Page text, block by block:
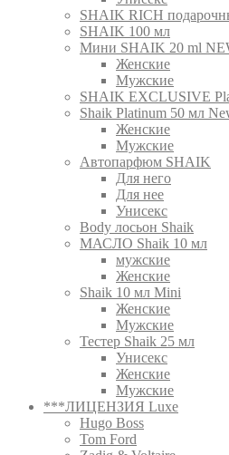
SHAIK RICH
SHAIK 100 мл
Мини SHAIK 20 ml
Женские
Мужские
SHAIK EXCLUSIVE
Shaik Platinum 50 мл
Женские
Мужские
Автопарфюм SHAIK
Для него
Для нее
Унисекс
Body лосьон Shaik
МАСЛО Shaik 10 мл
мужские
Женские
Shaik 10 мл Mini
Женские
Мужские
Тестер Shaik 25 мл
Унисекс
Женские
Мужские
***ЛИЦЕНЗИЯ Luxe
Hugo Boss
Tom Ford